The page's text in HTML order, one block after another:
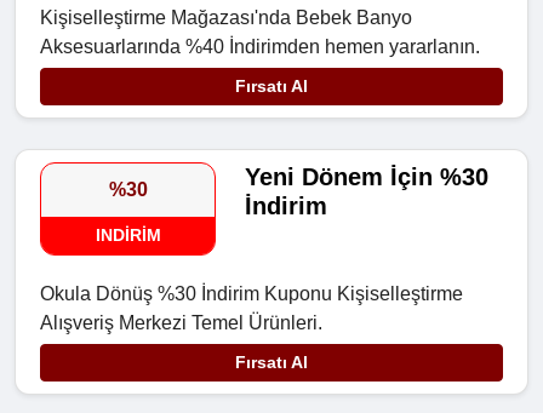
Kişiselleştirme Mağazası'nda Bebek Banyo
Aksesuarlarında %40 İndirimden hemen yararlanın.
Fırsatı Al
%30
INDIRIM
Yeni Dönem İçin %30
İndirim
Okula Dönüş %30 İndirim Kuponu Kişiselleştirme
Alışveriş Merkezi Temel Ürünleri.
Fırsatı Al